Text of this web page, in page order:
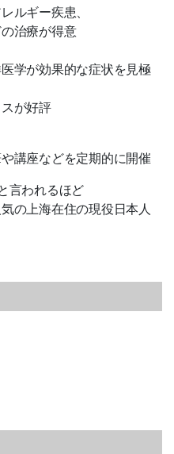
ルギー疾患、
治療が得意
学が効果的な症状を見極
が好評
講座などを定期的に開催
言われるほど
の上海在住の現役日本人